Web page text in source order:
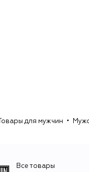
Товары для мужчин
Все товары